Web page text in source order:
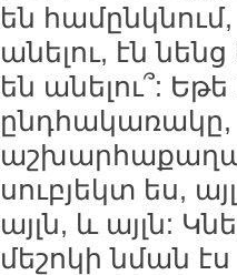
են
անելու, էն
են անելու՞:
ընդհակառակը,
սուբյեկտ ես,
այլն, և այլն:
մեշոկի նման